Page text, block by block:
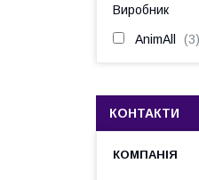
Виробник
AnimAll 3
КОНТАКТИ